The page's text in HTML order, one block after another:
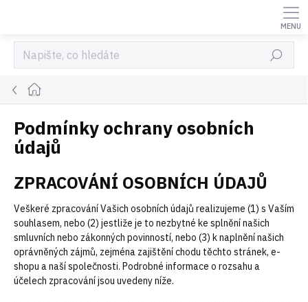
Hledat
Domů
Podmínky ochrany osobních
údajů
ZPRACOVÁNÍ OSOBNÍCH ÚDAJŮ
Veškeré zpracování Vašich osobních údajů realizujeme (1) s Vaším
souhlasem, nebo (2) jestliže je to nezbytné ke splnění našich
smluvních nebo zákonných povinností, nebo (3) k naplnění našich
oprávněných zájmů, zejména zajištění chodu těchto stránek, e-
shopu a naší společnosti. Podrobné informace o rozsahu a
účelech zpracování jsou uvedeny níže.